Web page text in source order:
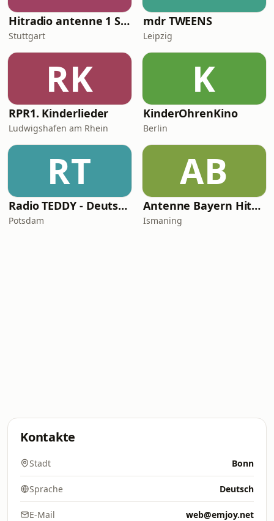
Hitradio antenne 1 Songs für Kids
Stuttgart
mdr TWEENS
Leipzig
RK
RPR1. Kinderlieder
Ludwigshafen am Rhein
K
KinderOhrenKino
Berlin
RT
Radio TEDDY - Deutschpop Nonstop
Potsdam
AB
Antenne Bayern Hits für Kids
Ismaning
Kontakte
Stadt Bonn
Sprache Deutsch
E-Mail web@emjoy.net